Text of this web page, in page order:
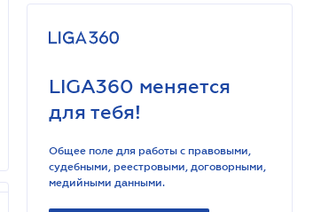
LIGA360 меняется
для тебя!
Общее поле для работы с правовыми,
судебными, реестровыми, договорными,
медийными данными.